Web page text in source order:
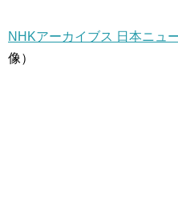
NHKアーカイブス 日本ニュ
像）